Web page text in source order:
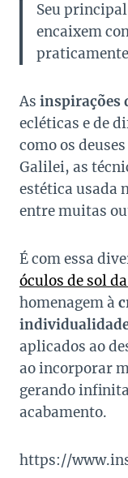
Seu
encaixem
As inspirações
ecléticas e de
como os
Galilei, as
estética usada
entre muitas
É com essa
óculos de sol
homenagem à
aplicados ao
ao incorporar
gerando
acabamento.
https://